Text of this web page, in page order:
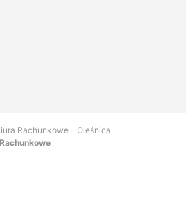
Rachunkowe - Oleśnica